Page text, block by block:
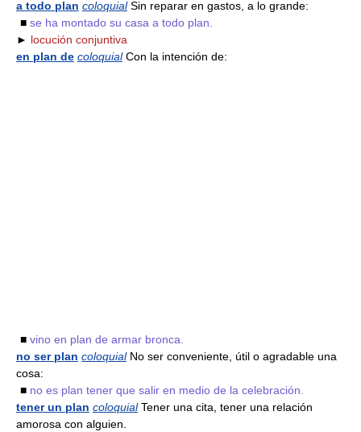
a todo plan coloquialSin reparar en gastos, a lo grande:
■ se ha montado su casa a todo plan.
► locución conjuntiva
en plan de coloquialCon la intención de:
■ vino en plan de armar bronca.
no ser plan coloquialNo ser conveniente, útil o agradable una
cosa:
■ no es plan tener que salir en medio de la celebración.
tener un plan coloquialTener una cita, tener una relación
amorosa con alguien.